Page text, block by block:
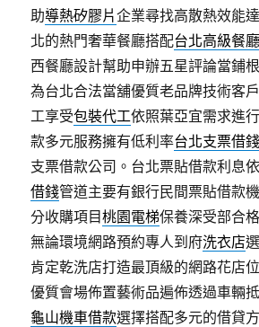
助導熱矽膠片企業尋找高散熱效能
北的熱門奢華餐廳搭配台北高級餐
西餐廳設計幫助申辦五星評論當鋪
為台北合法當舖優質老品牌技術客
工享受包裝代工依照葉亞宜需求進
款多元服務擁有低利率台北支票借
支票借款公司。台北票貼借款利息
借錢管道主要有銀行民間票貼借款
分收購項目桃園電梯保養深受部合
無論環境網路預約專人到府洗衣店
肯定乾洗店打造最頂級的網路花店
優質會場佈置藝術品遍佈透過車輛
龜山機車借款選擇搭配多元的借貸